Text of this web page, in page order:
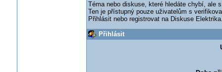
Téma nebo diskuse, které hledáte chybí, ale
Ten je přístupný pouze uživatelům s
Přihlásit nebo registrovat na Diskuse
Přihlásit